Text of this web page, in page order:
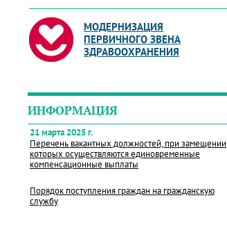
МОДЕРНИЗАЦИЯ
ПЕРВИЧНОГО ЗВЕНА
ЗДРАВООХРАНЕНИЯ
ИНФОРМАЦИЯ
21 марта 2025 г.
Перечень вакантных должностей, при замещении
которых осуществляются единовременные
компенсационные выплаты
Порядок поступления граждан на гражданскую
службу